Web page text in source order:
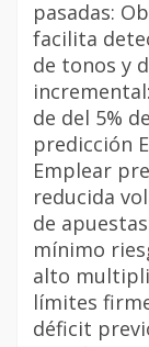
pasadas:
facilita
de tonos y
de del 5%
predicción
Emplear
reducida
de
mínimo
alto
límites
déficit